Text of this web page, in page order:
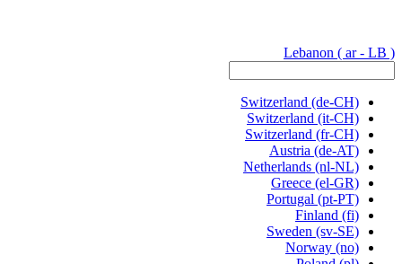
Lebanon ( ar - LB )
Switzerland (de-CH)
Switzerland (it-CH)
Switzerland (fr-CH)
Austria (de-AT)
Netherlands (nl-NL)
Greece (el-GR)
Portugal (pt-PT)
Finland (fi)
Sweden (sv-SE)
Norway (no)